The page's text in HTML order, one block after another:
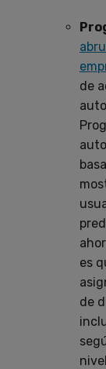
de
es
de